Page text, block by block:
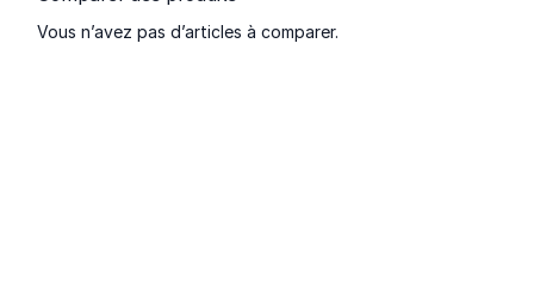
Vous n’avez pas d’articles à comparer.